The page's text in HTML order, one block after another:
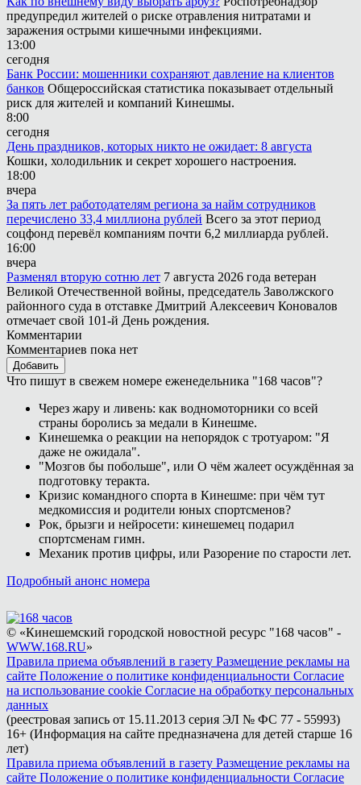
предупредил жителей о риске отравления нитратами и
заражения острыми кишечными инфекциями.
13:00
сегодня
Банк России: мошенники сохраняют давление на клиентов
банков Общероссийская статистика показывает отдельный
риск для жителей и компаний Кинешмы.
8:00
сегодня
День праздников, которых никто не ожидает: 8 августа
Кошки, холодильник и секрет хорошего настроения.
18:00
вчера
За пять лет работодателям региона за найм сотрудников
перечислено 33,4 миллиона рублей Всего за этот период
соцфонд перевёл компаниям почти 6,2 миллиарда рублей.
16:00
вчера
Разменял вторую сотню лет 7 августа 2026 года ветеран
Великой Отечественной войны, председатель Заволжского
районного суда в отставке Дмитрий Алексеевич Коновалов
отмечает свой 101-й День рождения.
Комментарии
Комментариев пока нет
Добавить
Что пишут в свежем номере еженедельника "168 часов"?
Через жару и ливень: как водномоторники со всей
страны боролись за медали в Кинешме.
Кинешемка о реакции на непорядок с тротуаром: "Я
даже не ожидала".
"Мозгов бы побольше", или О чём жалеет осуждённая за
подготовку теракта.
Кризис командного спорта в Кинешме: при чём тут
медкомиссия и родители юных спортсменов?
Рок, брызги и нейросети: кинешемец подарил
спортсменам гимн.
Механик против цифры, или Разорение по старости лет.
Подробный анонс номера
© «Кинешемский городской новостной ресурс "168 часов" -
WWW.168.RU»
Правила приема объявлений в газету Размещение рекламы на
сайте Положение о политике конфиденциальности Согласие
на использование cookie Согласие на обработку персональных
данных
(реестровая запись от 15.11.2013 серия ЭЛ № ФС 77 - 55993)
16+ (Информация на сайте предназначена для детей старше 16
лет)
Правила приема объявлений в газету Размещение рекламы на
сайте Положение о политике конфиденциальности Согласие